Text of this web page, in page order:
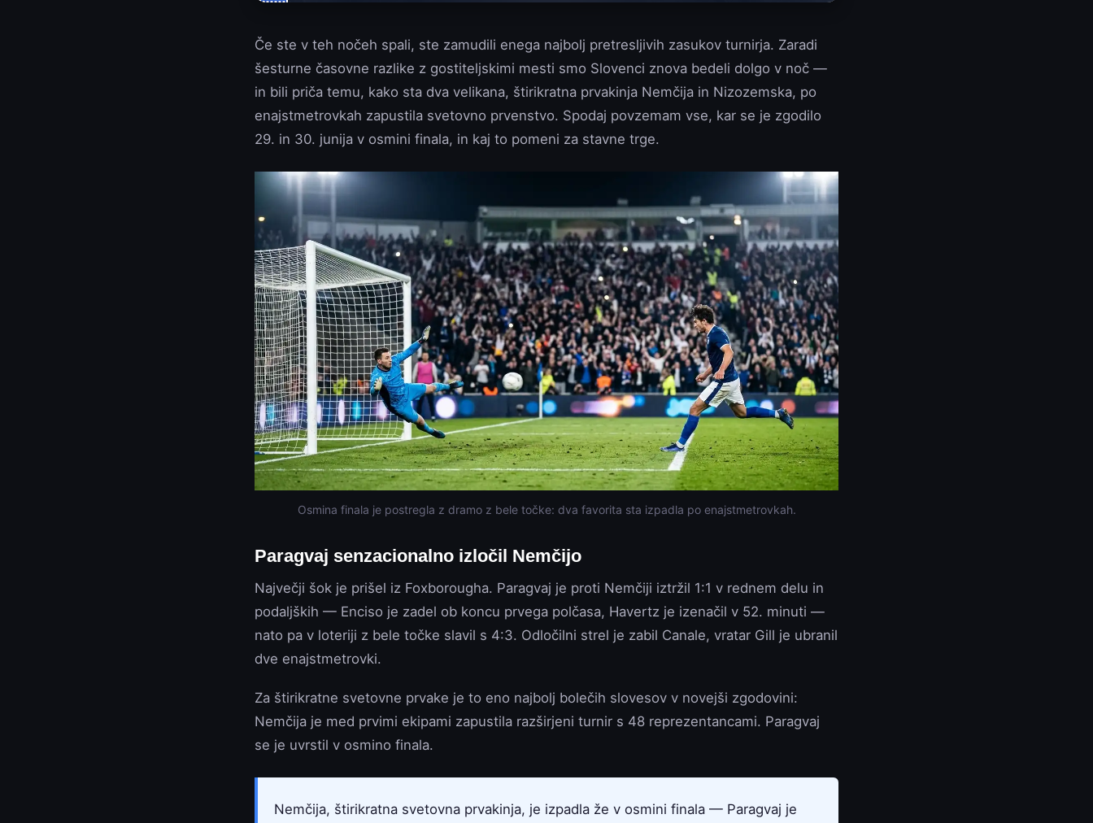
Če ste v teh nočeh spali, ste zamudili enega najbolj pretresljivih zasukov turnirja. Zaradi
šesturne časovne razlike z gostiteljskimi mesti smo Slovenci znova bedeli dolgo v noč —
in bili priča temu, kako sta dva velikana, štirikratna prvakinja Nemčija in Nizozemska, po
enajstmetrovkah zapustila svetovno prvenstvo. Spodaj povzemam vse, kar se je zgodilo
29. in 30. junija v osmini finala, in kaj to pomeni za stavne trge.
Osmina finala je postregla z dramo z bele točke: dva favorita sta izpadla po enajstmetrovkah.
Paragvaj senzacionalno izločil Nemčijo
Največji šok je prišel iz Foxborougha. Paragvaj je proti Nemčiji iztržil 1:1 v rednem delu in
podaljških — Enciso je zadel ob koncu prvega polčasa, Havertz je izenačil v 52. minuti —
nato pa v loteriji z bele točke slavil s 4:3. Odločilni strel je zabil Canale, vratar Gill je ubranil
dve enajstmetrovki.
Za štirikratne svetovne prvake je to eno najbolj bolečih slovesov v novejši zgodovini:
Nemčija je med prvimi ekipami zapustila razširjeni turnir s 48 reprezentancami. Paragvaj
se je uvrstil v osmino finala.
Nemčija, štirikratna svetovna prvakinja, je izpadla že v osmini finala — Paragvaj je